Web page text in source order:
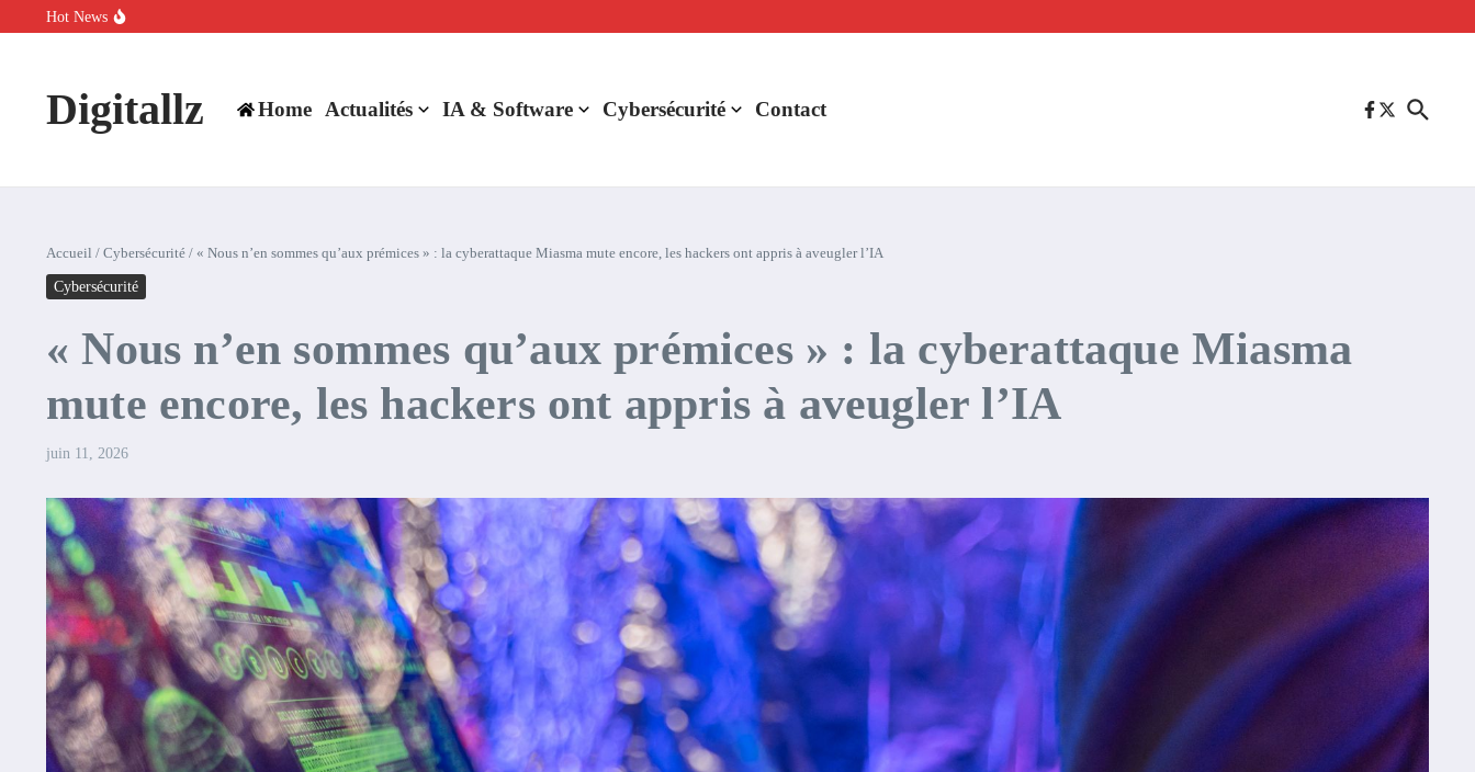
Aller au contenu
Hot News
Comment l’IA simplifie la data de caisse pour la transformer en levier de rentabilité ?
Digitallz Home Actualités IA & Software Cybersécurité Contact
Accueil / Cybersécurité / « Nous n’en sommes qu’aux prémices » : la cyberattaque Miasma mute encore, les hackers ont appris à aveugler l’IA
Cybersécurité
« Nous n’en sommes qu’aux prémices » : la cyberattaque Miasma
mute encore, les hackers ont appris à aveugler l’IA
juin 11, 2026